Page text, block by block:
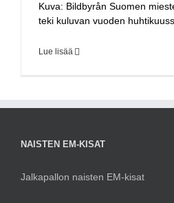
Kuva: Bildbyrån Suomen
teki kuluvan vuoden
Lue lisää
NAISTEN EM-KISAT
Jalkapallon naisten EM-kisat